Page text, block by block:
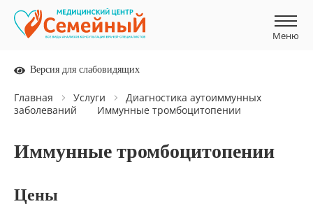
Меню
Меню
Версия для слабовидящих
Главная Услуги
Диагностика аутоиммунных
заболеваний
Иммунные тромбоцитопении
Иммунные тромбоцитопении
Цены